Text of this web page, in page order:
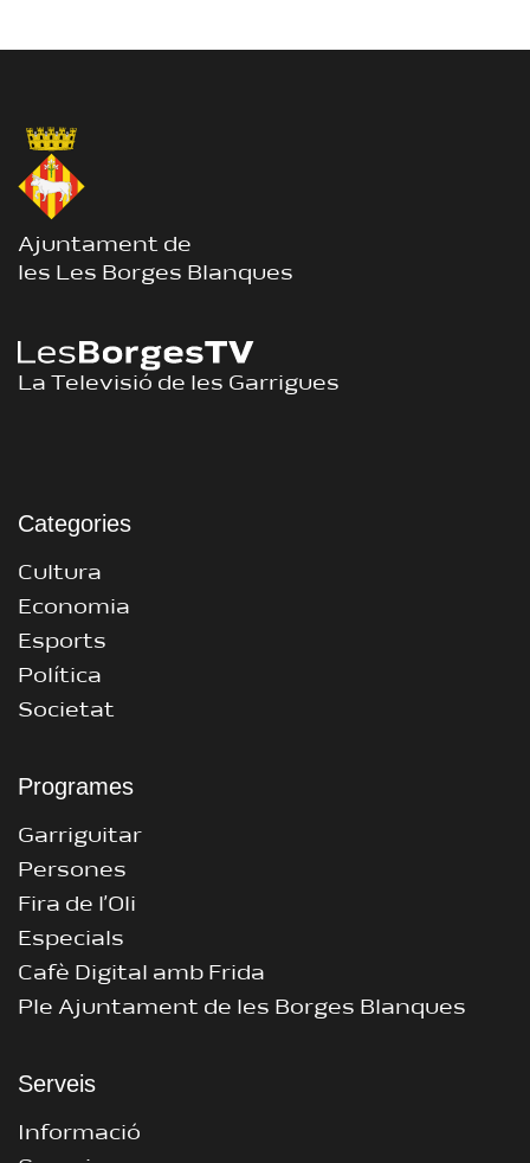
Ajuntament de
les Les Borges Blanques
La Televisió de les Garrigues
Categories
Cultura
Economia
Esports
Política
Societat
Programes
Garriguitar
Persones
Fira de l’Oli
Especials
Cafè Digital amb Frida
Ple Ajuntament de les Borges Blanques
Serveis
Informació